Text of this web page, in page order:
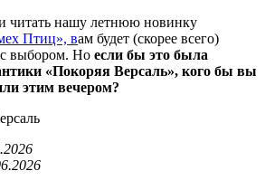
читать нашу летнюю новинку
Птиц», вам будет (скорее всего)
с выбором. Но если бы это была
«Покоряя Версаль», кого бы вы
этим вечером?